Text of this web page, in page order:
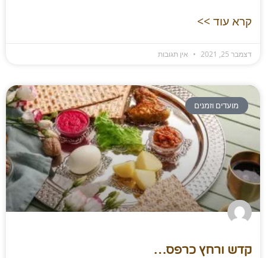
קרא עוד >>
דצמבר 25, 2021 אין תגובות
מועדים וזמנים
קדש ורחץ כרפס…